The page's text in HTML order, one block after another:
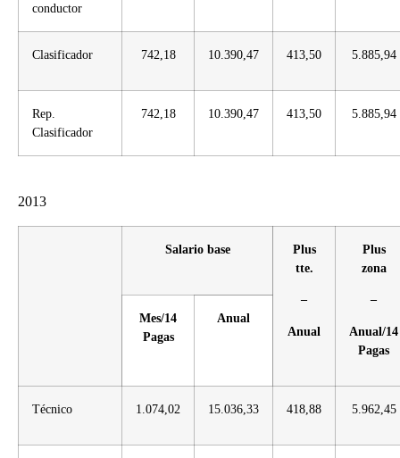
conductor
Clasificador 742,18 10.390,47 413,50 5.885,94
Rep.
Clasificador
742,18 10.390,47 413,50 5.885,94
2013
Salario base
Plus
tte.
–
Anual
Plus
zona
–
Anual/14
Pagas
Mes/14
Pagas
Anual
Técnico 1.074,02 15.036,33 418,88 5.962,45